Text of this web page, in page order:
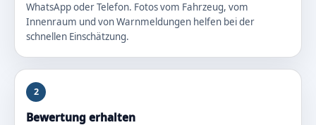
WhatsApp oder Telefon. Fotos vom Fahrzeug, vom
Innenraum und von Warnmeldungen helfen bei der
schnellen Einschätzung.
2
Bewertung erhalten